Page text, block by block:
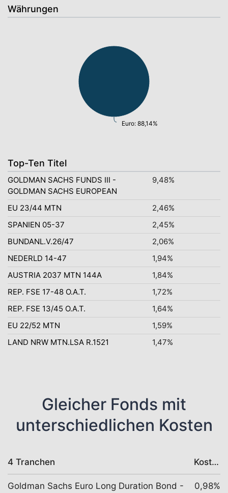
Währungen
Euro: 88,14%
Top-Ten Titel
GOLDMAN SACHS FUNDS III -
GOLDMAN SACHS EUROPEAN
9,48%
EU 23/44 MTN
2,46%
SPANIEN 05-37
2,45%
BUNDANL.V.26/47
2,06%
NEDERLD 14-47
1,94%
AUSTRIA 2037 MTN 144A
1,84%
REP. FSE 17-48 O.A.T.
1,72%
REP. FSE 13/45 O.A.T.
1,64%
EU 22/52 MTN
1,59%
LAND NRW MTN.LSA R.1521
1,47%
Gleicher Fonds mit
unterschiedlichen Kosten
4 Tranchen Kosten
Goldman Sachs Euro Long Duration Bond - 0,98%